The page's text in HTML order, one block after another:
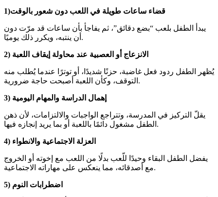
1)قضاء ساعات طويلة في اللعب دون شعور بالوقت
يبدأ الطفل بلعب “بضع دقائق”، ثم يفاجأ بأن ساعات قد مرّت دون
أن ينتبه، ويكرر ذلك يوميًا.
2) الانزعاج أو العصبية عند محاولة إيقاف اللعبة
يُظهر الطفل ردود فعل غاضبة، حزنًا شديدًا، أو توترًا عندما يُطلب منه
التوقف، وكأن اللعبة أصبحت حاجة ضرورية.
3) إهمال الدراسة والمهام اليومية
يقلّ التركيز في المدرسة، وتتراجع الواجبات والالتزامات، لأن ذهن
الطفل مشغول دائمًا باللعبة أو بما يريد إنجازه فيها.
4) العزلة الاجتماعية والانطواء
يفضل الطفل البقاء وحيدًا للّعب بدلًا من اللعب مع إخوته أو الخروج
مع أصدقائه، مما ينعكس على مهاراته الاجتماعية.
5) اضطرابات النوم